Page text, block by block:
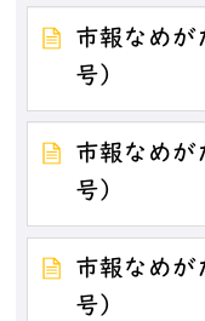
市報なめ
号）
市報なめ
号）
市報なめ
号）